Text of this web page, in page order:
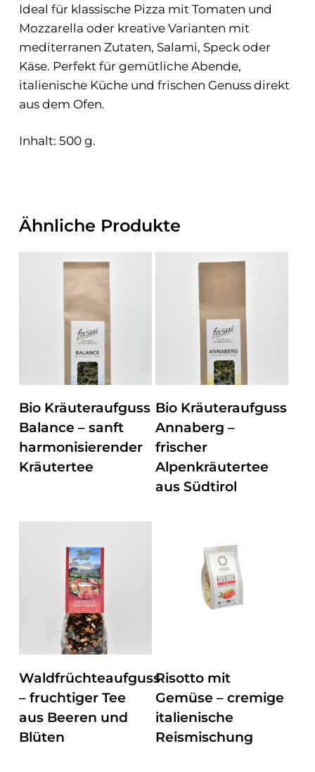
Ideal für klassische Pizza mit Tomaten und
Mozzarella oder kreative Varianten mit
mediterranen Zutaten, Salami, Speck oder
Käse. Perfekt für gemütliche Abende,
italienische Küche und frischen Genuss direkt
aus dem Ofen.
Inhalt: 500 g.
Ähnliche Produkte
ZUM PRODUKT
Bio Kräuteraufguss
Balance – sanft
harmonisierender
Kräutertee
ZUM PRODUKT
Bio Kräuteraufguss
Annaberg –
frischer
Alpenkräutertee
aus Südtirol
Waldfrüchteaufguss
– fruchtiger Tee
aus Beeren und
Blüten
Risotto mit
Gemüse – cremige
italienische
Reismischung